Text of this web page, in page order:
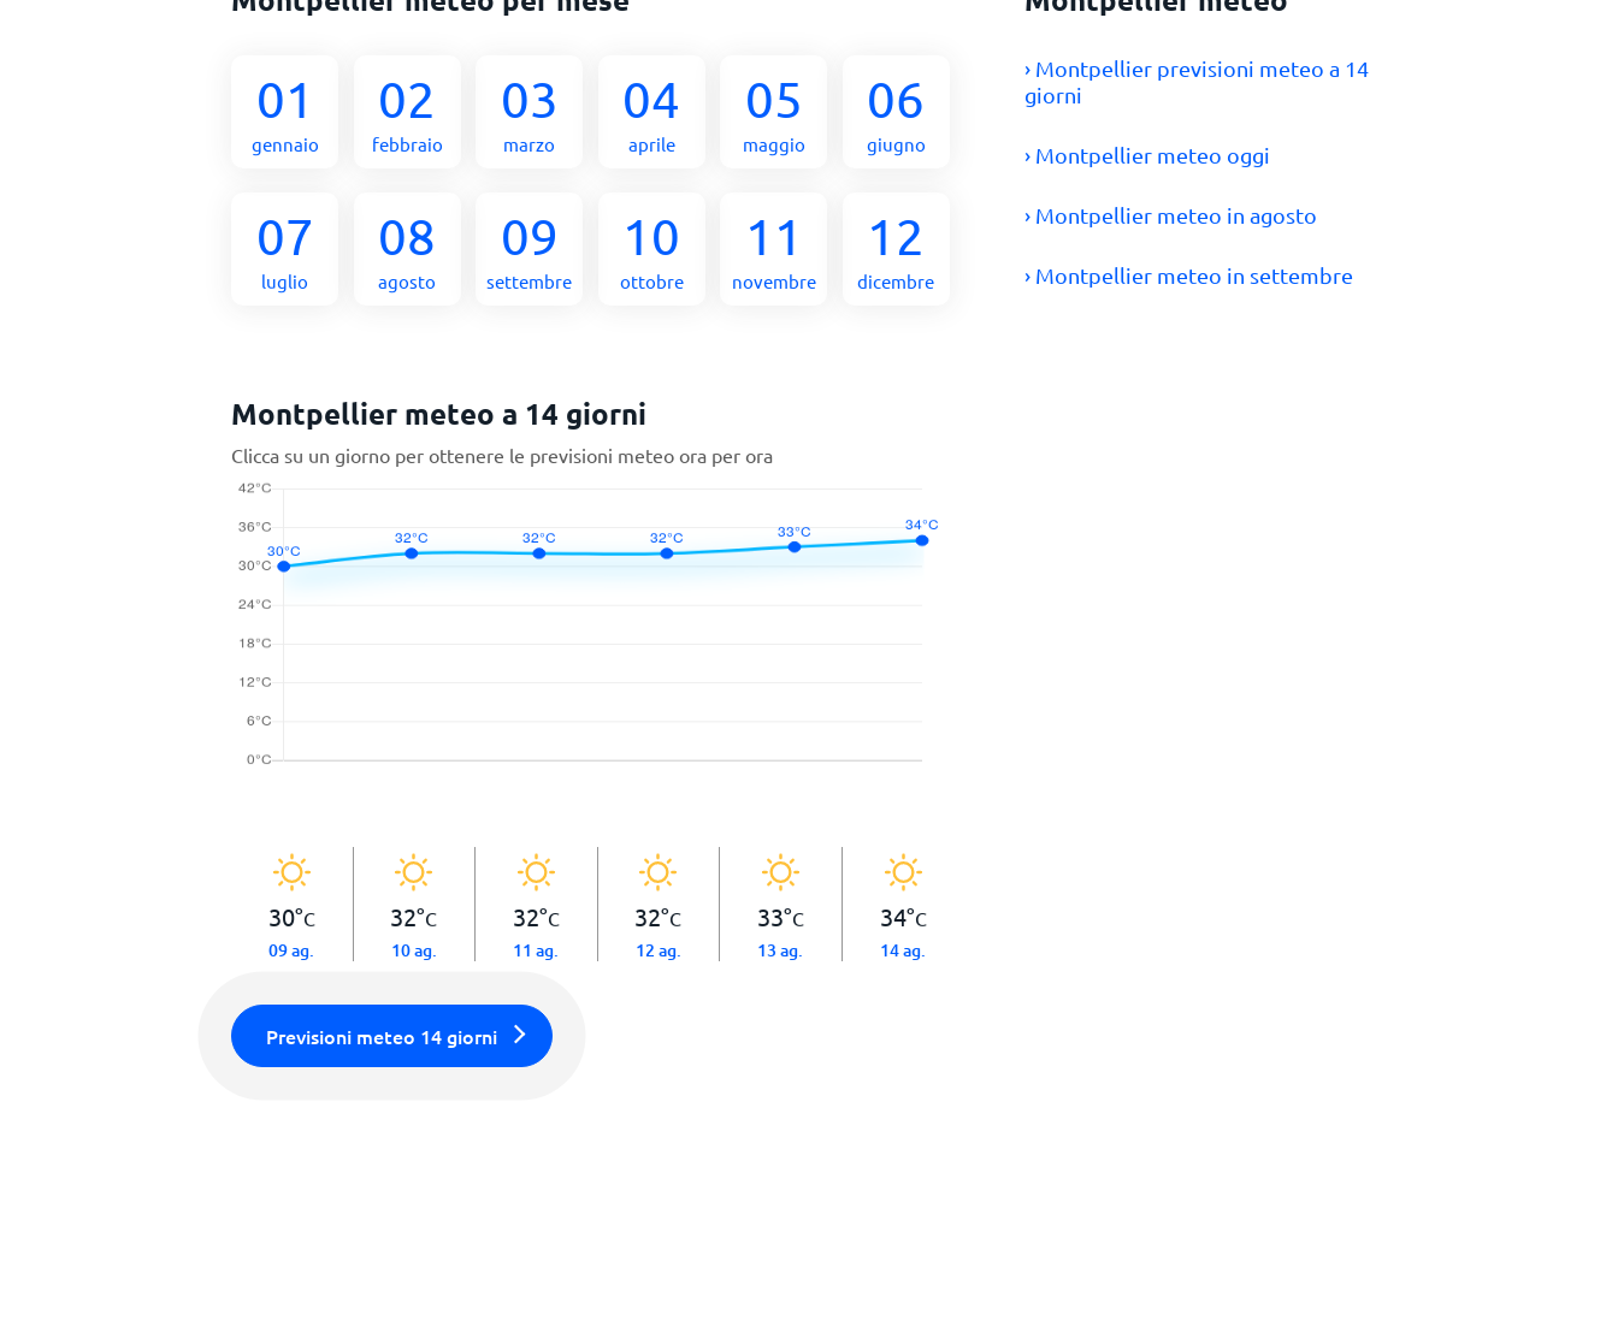
01
gennaio
02
febbraio
03
marzo
04
aprile
05
maggio
06
giugno
07
luglio
08
agosto
09
settembre
10
ottobre
11
novembre
12
dicembre
› Montpellier previsioni meteo a 14
giorni
› Montpellier meteo oggi
› Montpellier meteo in agosto
› Montpellier meteo in settembre
Montpellier meteo a 14 giorni
Clicca su un giorno per ottenere le previsioni meteo ora per ora
30°C
09 ag.
32°C
10 ag.
32°C
11 ag.
32°C
12 ag.
33°C
13 ag.
34°C
14 ag.
Previsioni meteo 14 giorni